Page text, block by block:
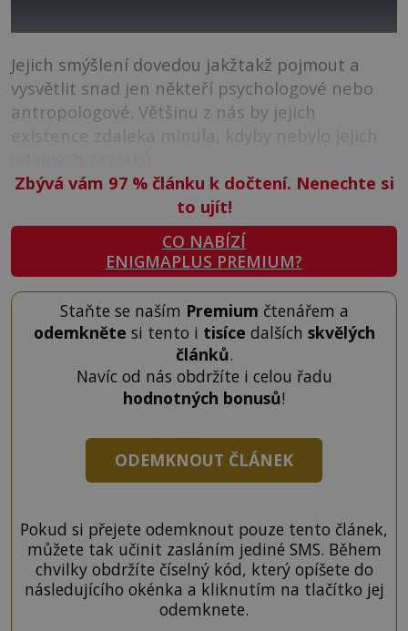
Jejich smýšlení dovedou jakžtakž pojmout a
vysvětlit snad jen někteří psychologové nebo
antropologové. Většinu z nás by jejich
existence zdaleka minula, kdyby nebylo jejich
Zbývá vám 97 %článku k dočtení. Nenechte si
to ujít!
CO NABÍZÍ
ENIGMAPLUS PREMIUM?
Staňte se naším Premium čtenářem a
odemkněte si tento i tisíce dalších skvělých
článků.
Navíc od nás obdržíte i celou řadu
hodnotných bonusů!
ODEMKNOUT ČLÁNEK
Pokud si přejete odemknout pouze tento článek,
můžete tak učinit zasláním jediné SMS. Během
chvilky obdržíte číselný kód, který opíšete do
následujícího okénka a kliknutím na tlačítko jej
odemknete.